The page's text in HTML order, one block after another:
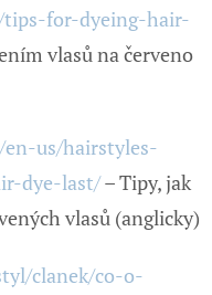
for-dyeing-hair-
vlasů na červeno
us/hairstyles-
dye-last/– Tipy, jak
vlasů (anglicky)
clanek/co-o-